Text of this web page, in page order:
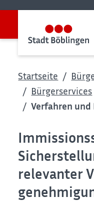
Startseite
Bürgerservices
Verfahren
relevanter